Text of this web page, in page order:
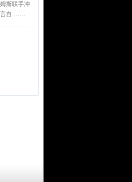
斯联手冲
言自 ……